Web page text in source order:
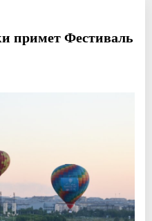
примет Фестиваль